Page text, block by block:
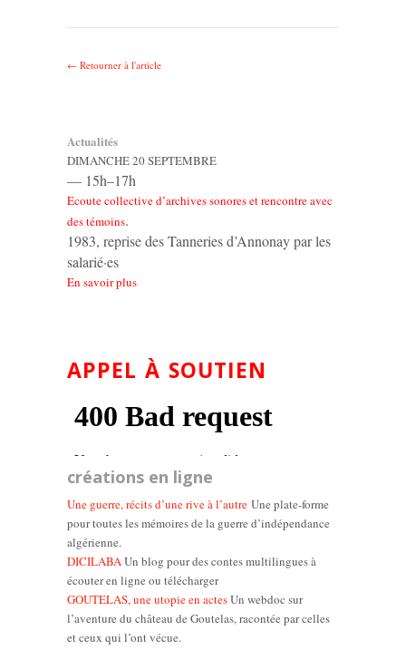
← Retourner à l'article
Actualités
DIMANCHE 20 SEPTEMBRE
— 15h–17h
Ecoute collective d’archives sonores et rencontre avec
des témoins.
1983, reprise des Tanneries d’Annonay par les
salarié·es
En savoir plus
APPEL À SOUTIEN
créations en ligne
Une guerre, récits d’une rive à l’autre Une plate-forme
pour toutes les mémoires de la guerre d’indépendance
algérienne.
DICILABAUn blog pour des contes multilingues à
écouter en ligne ou télécharger
GOUTELAS, une utopie en actesUn webdoc sur
l’aventure du château de Goutelas, racontée par celles
et ceux qui l’ont vécue.